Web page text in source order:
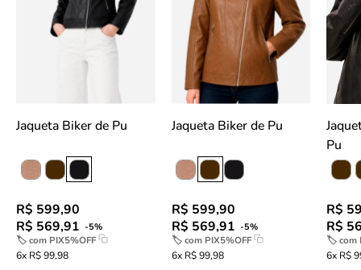
Jaqueta Biker de Pu
R$ 599,90
R$ 569,91 -5%
🏷 com PIX5%OFF
6x R$ 99,98
Jaqueta Biker de Pu
R$ 599,90
R$ 569,91 -5%
🏷 com PIX5%OFF
6x R$ 99,98
Jaqueta Gola
Pu
R$
R$
🏷 com
6x R$